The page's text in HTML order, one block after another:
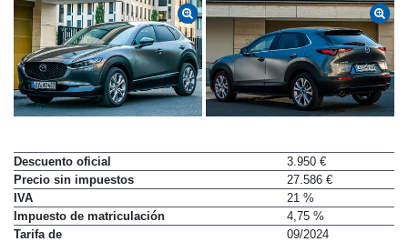
Descuento oficial
3.950 €
Precio sin impuestos
27.586 €
IVA
21 %
Impuesto de matriculación
4,75 %
Tarifa de
09/2024